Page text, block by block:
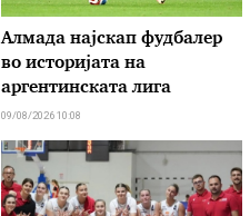
Алмада најскап фудбалер
во историјата на
аргентинската лига
09/08/2026 10:08